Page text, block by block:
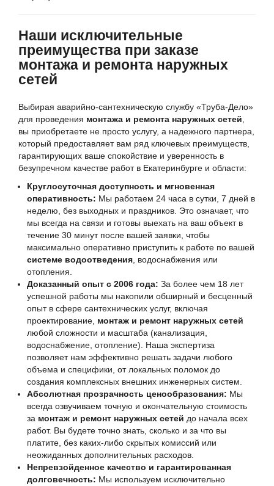
Наши исключительные
преимущества при заказе
монтажа и ремонта наружных
сетей
Выбирая аварийно-сантехническую службу «Труба-Дело»
для проведения монтажа и ремонта наружных сетей
вы приобретаете не просто услугу, а надежного партнера,
который предоставляет вам ряд ключевых преимуществ,
гарантирующих ваше спокойствие и уверенность в
безупречном качестве работ в Екатеринбурге и области:
Круглосуточная доступность и мгновенная
оперативность: Мы работаем 24 часа в сутки, 7 дней в
неделю, без выходных и праздников. Это означает, что
мы всегда на связи и готовы выехать на ваш объект в
течение 30 минут после вашей заявки, чтобы
максимально оперативно приступить к работе по вашей
системе водоотведения , водоснабжения или
отопления.
Доказанный опыт с 2006 года: За более чем 18 лет
успешной работы мы накопили обширный и бесценный
опыт в сфере сантехнических услуг, включая
проектирование, монтаж и ремонт наружных сетей
любой сложности и масштаба (канализация,
водоснабжение, отопление). Наша экспертиза
позволяет нам эффективно решать задачи любого
объема и специфики, от локальных поломок до
создания комплексных внешних инженерных систем.
Абсолютная прозрачность ценообразования: Мы
всегда озвучиваем точную и окончательную стоимость
за монтаж и ремонт наружных сетей до начала всех
работ. Вы будете точно знать, сколько и за что вы
платите, без каких-либо скрытых комиссий или
неожиданных дополнительных расходов.
Непревзойденное качество и гарантированная
долговечность: Мы используем исключительно